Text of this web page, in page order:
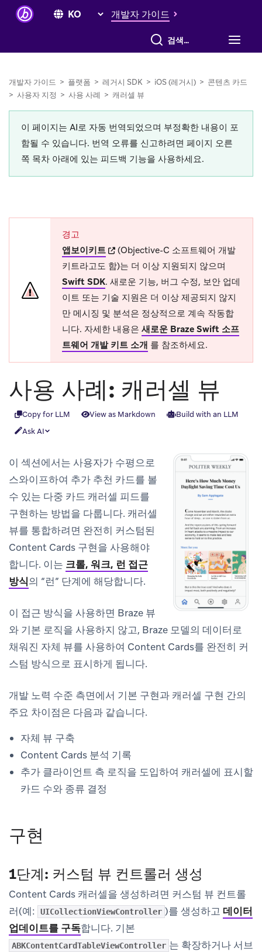
개발자 가이드
전체 검색
개발자 가이드 > 플랫폼 > 레거시 SDK > iOS (레거시) > 콘텐츠 카드
> 사용자 지정 > 사용 사례 > 캐러셀 뷰
이 페이지는 AI로 자동 번역되었으며 부정확한 내용이 포
함될 수 있습니다. 번역 오류를 신고하려면 페이지 오른
쪽 목차 아래에 있는 피드백 기능을 사용하세요.
경고
앱보이키트(opens in new tab)
(Objective-C 소프트웨어 개발
키트라고도 함)는 더 이상 지원되지 않으며
Swift SDK. 새로운 기능, 버그 수정, 보안 업데
이트 또는 기술 지원은 더 이상 제공되지 않지
만 메시징 및 분석은 정상적으로 계속 작동합
니다. 자세한 내용은 새로운 Braze Swift 소프
트웨어 개발 키트 소개 를 참조하세요.
사용 사례: 캐러셀 뷰
Copy for LLM View as Markdown
Build with an LLM
Ask AI
이 섹션에서는 사용자가 수평으로
스와이프하여 추가 추천 카드를 볼
수 있는 다중 카드 캐러셀 피드를
구현하는 방법을 다룹니다. 캐러셀
뷰를 통합하려면 완전히 커스텀된
Content Cards 구현을 사용해야
합니다. 이는 크롤, 워크, 런 접근
방식의 “런” 단계에 해당합니다.
이 접근 방식을 사용하면 Braze 뷰
와 기본 로직을 사용하지 않고, Braze 모델의 데이터로
채워진 자체 뷰를 사용하여 Content Cards를 완전히 커
스텀 방식으로 표시하게 됩니다.
개발 노력 수준 측면에서 기본 구현과 캐러셀 구현 간의
주요 차이점은 다음과 같습니다.
자체 뷰 구축
Content Cards 분석 기록
추가 클라이언트 측 로직을 도입하여 캐러셀에 표시할
카드 수와 종류 결정
구현
1단계: 커스텀 뷰 컨트롤러 생성
Content Cards 캐러셀을 생성하려면 커스텀 뷰 컨트롤
러(예:
UICollectionViewController )를 생성하고 데이터
업데이트를 구독합니다. 기본
ABKContentCardTableViewController 는 확장하거나 서브